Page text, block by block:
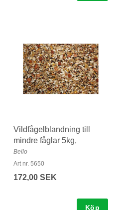
Vildfågelblandning till
mindre fåglar 5kg,
Bello
Art nr. 5650
172,00 SEK
Köp